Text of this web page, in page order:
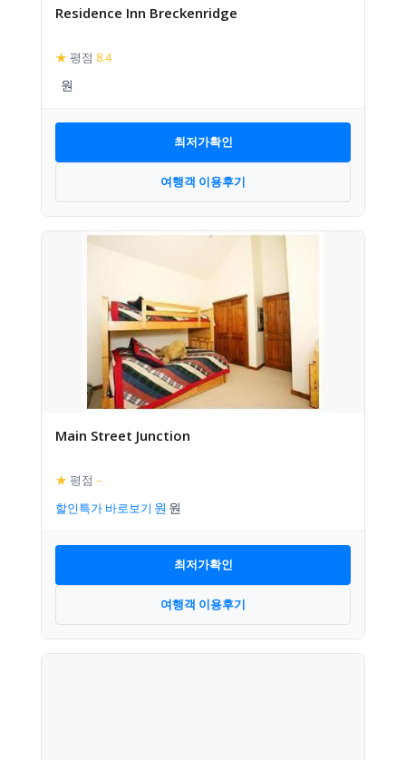
Residence Inn Breckenridge
★ 평점 8.4
최저가확인
여행객 이용후기
Main Street Junction
★ 평점 –
할인특가 바로보기
최저가확인
여행객 이용후기